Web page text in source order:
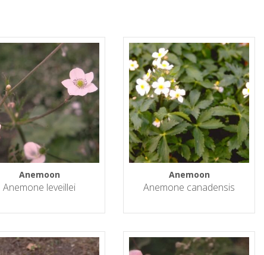
Anemoon
Anemone leveillei
Anemoon
Anemone canadensis